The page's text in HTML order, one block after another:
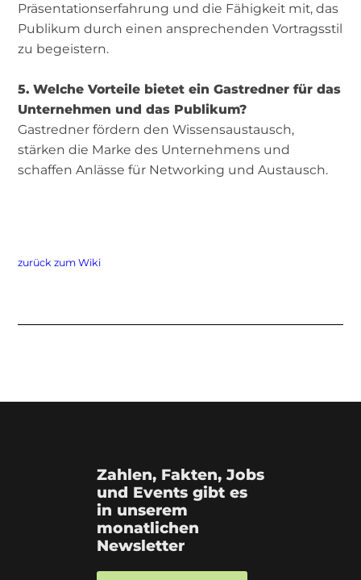
Präsentationserfahrung und die Fähigkeit mit, das
Publikum durch einen ansprechenden Vortragsstil
zu begeistern.
5. Welche Vorteile bietet ein Gastredner für das
Unternehmen und das Publikum?
Gastredner fördern den Wissensaustausch,
stärken die Marke des Unternehmens und
schaffen Anlässe für Networking und Austausch.
zurück zum Wiki
Zahlen, Fakten, Jobs
und Events gibt es
in unserem
monatlichen
Newsletter